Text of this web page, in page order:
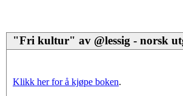
"Fri kultur" av @lessig - norsk
Klikk her for å kjøpe boken.